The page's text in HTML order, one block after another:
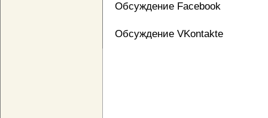
Обсуждение Facebook
Обсуждение VKontakte